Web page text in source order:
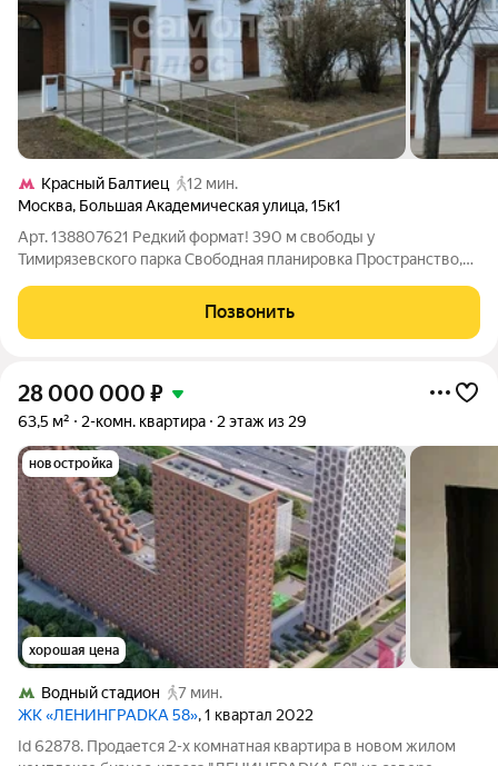
Красный Балтиец
12 мин.
Москва, Большая Академическая улица,15к1
Арт. 138807621 Редкий формат! 390 м свободы у
Тимирязевского парка Свободная планировка Пространство,
уникальная квартира площадью 390 кв. м в экологически
благополучном районе Москвы
Позвонить
28 000 000 ₽
63,5 м² 2-комн. квартира 2 этаж из 29
новостройка
хорошая цена
Водный стадион
7 мин.
ЖК «ЛЕНИНГРАDКА 58», 1 квартал 2022
Id 62878. Продается 2-х комнатная квартира в новом жилом